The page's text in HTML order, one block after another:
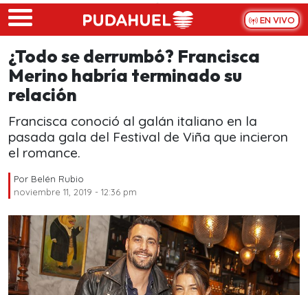
Skip to main content
EN VIVO
¿Todo se derrumbó? Francisca
Merino habría terminado su
relación
Francisca conoció al galán italiano en la
pasada gala del Festival de Viña que incieron
el romance.
Por Belén Rubio
noviembre 11, 2019 - 12:36 pm